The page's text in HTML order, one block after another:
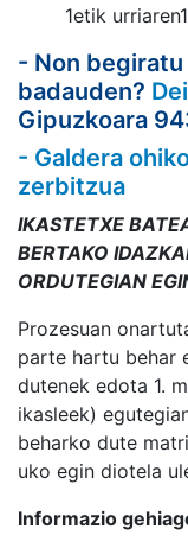
1etik
- Non
badauden?
Gipuzkoara
- Galdera
zerbitzua
IKASTETXE
BERTAKO
ORDUTEGIAN
Prozesuan
parte hartu behar
dutenek edota 1.
ikasleek)
beharko dute
uko egin diotela
Informazio